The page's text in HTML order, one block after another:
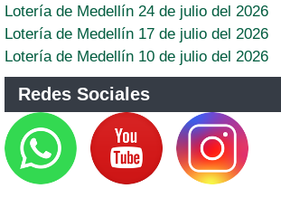
Lotería de Medellín 24 de julio del 2026
Lotería de Medellín 17 de julio del 2026
Lotería de Medellín 10 de julio del 2026
Redes Sociales